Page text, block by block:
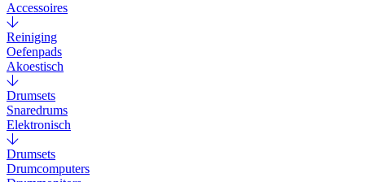
Accessoires
Reiniging
Oefenpads
Akoestisch
Drumsets
Snaredrums
Elektronisch
Drumsets
Drumcomputers